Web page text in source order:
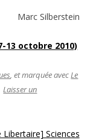
Marc Silberstein
13 octobre 2010)
, et marquée avecLe
Laisser un
Sciences